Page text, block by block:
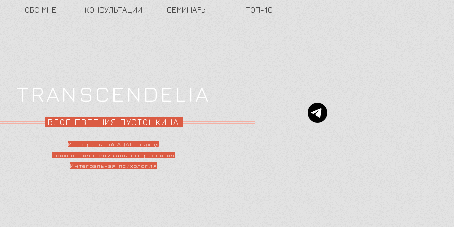
ОБО МНЕ КОНСУЛЬТАЦИИ СЕМИНАРЫ ТОП-10
TRANSCENDELIA
БЛОГ ЕВГЕНИЯ ПУСТОШКИНА
Интегральный AQAL-подход
Психология вертикального развития
Интегральная психология